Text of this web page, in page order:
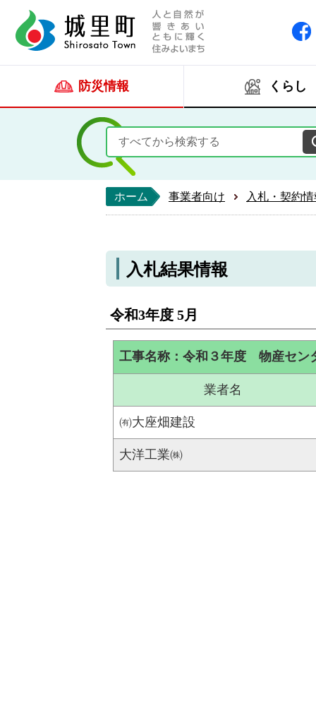
防災情報 くらし
ホーム 事業者向け 入札・契約
入札結果情報
令和3年度 5月
工事名称：令和３年度 物産セン
業者名
㈲大座畑建設
大洋工業㈱